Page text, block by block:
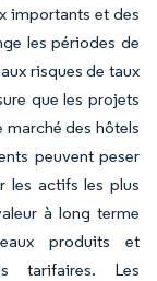
importants et des
les périodes de
risques de taux
que les projets
marché des hôtels
peuvent peser
les actifs les plus
à long terme
produits et
tarifaires. Les